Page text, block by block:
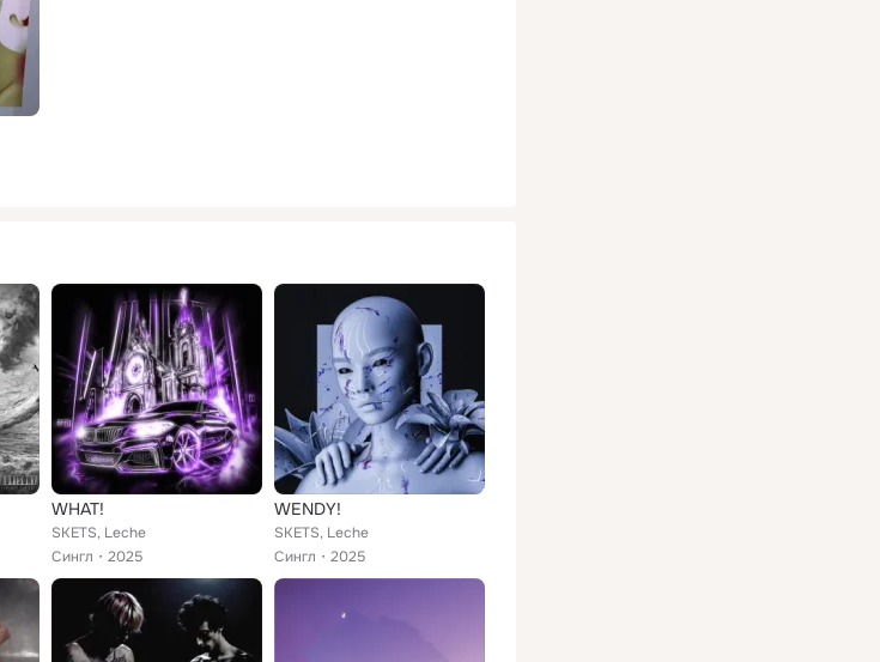
WHAT!
SKETS, Leche
Сингл
2025
WENDY!
SKETS, Leche
Сингл
2025